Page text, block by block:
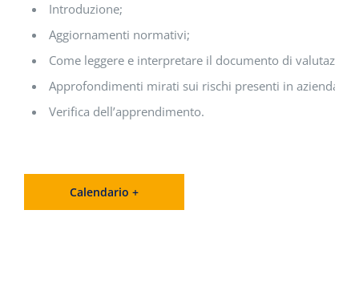
Introduzione;
Aggiornamenti normativi;
Come leggere e interpretare il documento di
Approfondimenti mirati sui rischi presenti in azienda;
Verifica dell’apprendimento.
Calendario +